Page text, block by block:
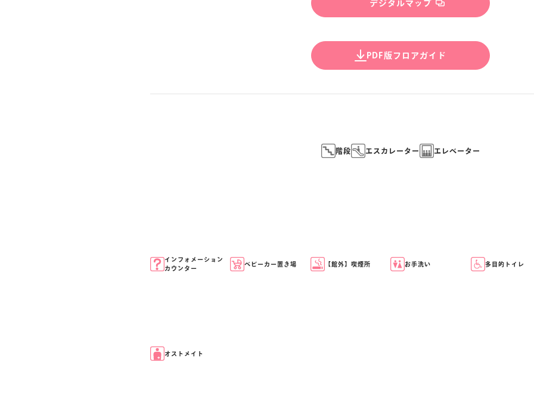
5
D
F
デジタルマップ
PDF版フロアガイド
階段 エスカレーター エレベーター
インフォメーション
カウンター
ベビーカー置き場 【館外】喫煙所 お手洗い 多目的トイレ
オストメイト